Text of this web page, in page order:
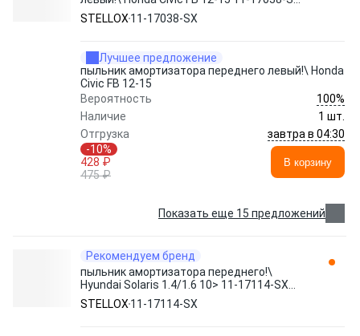
STELLOX
STELLOX 11-17038-SX
Лучшее предложение
пыльник амортизатора переднего левый!\ Honda
Civic FB 12-15
Вероятность
100%
Наличие
1 шт.
Отгрузка
завтра в 04:30
-10%
428 ₽
475 ₽
В корзину
Показать еще 15 предложений
Рекомендуем бренд
пыльник амортизатора переднего!\
Hyundai Solaris 1.4/1.6 10> 11-17114-SX
STELLOX
STELLOX 11-17114-SX